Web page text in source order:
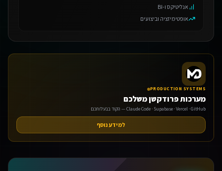
אנליטיקס ו-BI
אופטימיזציה וביצועים
PRODUCTION SYSTEMS
מערכות פרודקשן משלכם
Claude Code · Supabase · Vercel · GitHub — הקוד בבעלותכם
למידע נוסף